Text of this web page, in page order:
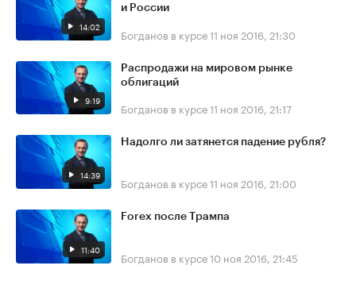
14:02
и России
Богданов в курсе11 ноя 2016, 21:30
9:19
Распродажи на мировом рынке
облигаций
Богданов в курсе11 ноя 2016, 21:17
14:39
Надолго ли затянется падение рубля?
Богданов в курсе11 ноя 2016, 21:00
11:40
Forex после Трампа
Богданов в курсе10 ноя 2016, 21:45